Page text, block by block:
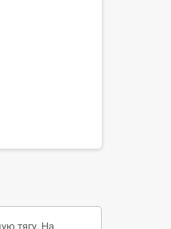
тягу. На